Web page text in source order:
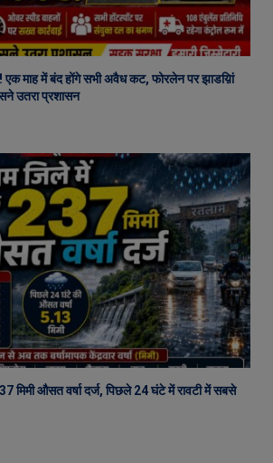
एक माह में बंद होंगे सभी अवैध कट, फोरलेन पर झाडय़िां
उतरा प्रशासन
मिमी औसत वर्षा दर्ज, पिछले 24 घंटे में रावटी में सबसे